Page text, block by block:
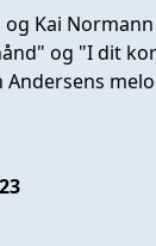
og Kai
og "I dit